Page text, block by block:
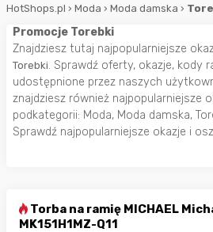
HotShops.pl › Moda › Moda damska ›
Promocje Torebki
Znajdziesz tutaj najpopularniejsze
Torebki. Sprawdź oferty, okazje, kody
udostępnione przez naszych
znajdziesz również najpopularniejsze
podkategorii: Moda, Moda damska,
Sprawdź najpopularniejsze okazje i
Torba na ramię MICHAEL
MK151H1MZ-Q11